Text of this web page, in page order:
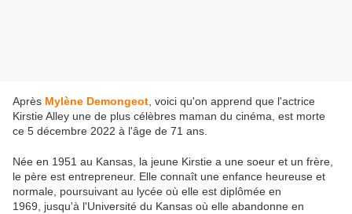
Après Mylène Demongeot , voici qu'on apprend que l'actrice
Kirstie Alley une de plus célèbres maman du cinéma, est morte
ce 5 décembre 2022 à l'âge de 71 ans.
Née en 1951 au Kansas, la jeune Kirstie a une soeur et un frère,
le père est entrepreneur. Elle connaît une enfance heureuse et
normale, poursuivant au lycée où elle est diplômée en
1969, jusqu'à l'Université du Kansas où elle abandonne en